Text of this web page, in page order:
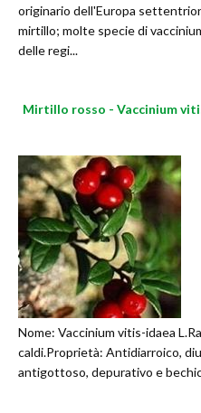
originario dell'Europa
mirtillo; molte specie di
delle regi...
Mirtillo rosso - Vaccinium
Nome: Vaccinium vitis-idaea
caldi.Proprietà: Antidiarroico,
antigottoso, depurativo e